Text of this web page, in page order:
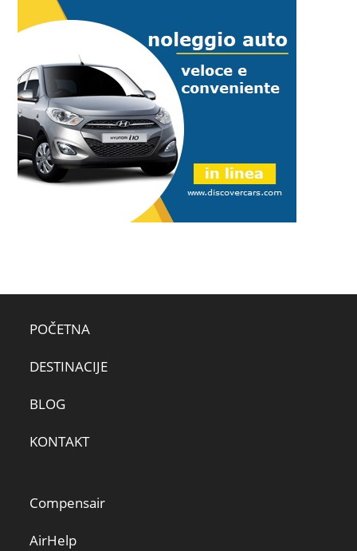
POČETNA
DESTINACIJE
BLOG
KONTAKT
Compensair
AirHelp